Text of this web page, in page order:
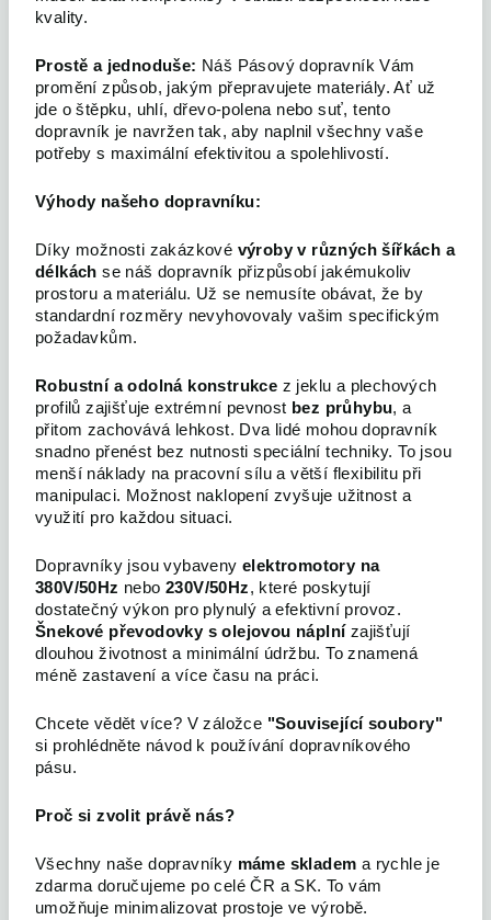
kvality.
Prostě a jednoduše: Náš Pásový dopravník Vám
promění způsob, jakým přepravujete materiály. Ať už
jde o štěpku, uhlí, dřevo-polena nebo suť, tento
dopravník je navržen tak, aby naplnil všechny vaše
potřeby s maximální efektivitou a spolehlivostí.
Výhody našeho dopravníku:
Díky možnosti zakázkové výroby v různých šířkách a
délkách se náš dopravník přizpůsobí jakémukoliv
prostoru a materiálu. Už se nemusíte obávat, že by
standardní rozměry nevyhovovaly vašim specifickým
požadavkům.
Robustní a odolná konstrukce z jeklu a plechových
profilů zajišťuje extrémní pevnost bez průhybu, a
přitom zachovává lehkost. Dva lidé mohou dopravník
snadno přenést bez nutnosti speciální techniky. To jsou
menší náklady na pracovní sílu a větší flexibilitu při
manipulaci. Možnost naklopení zvyšuje užitnost a
využití pro každou situaci.
Dopravníky jsou vybaveny elektromotory na
380V/50Hz nebo 230V/50Hz, které poskytují
dostatečný výkon pro plynulý a efektivní provoz.
Šnekové převodovky s olejovou náplní zajišťují
dlouhou životnost a minimální údržbu. To znamená
méně zastavení a více času na práci.
Chcete vědět více? V záložce "Související soubory"
si prohlédněte návod k používání dopravníkového
pásu.
Proč si zvolit právě nás?
Všechny naše dopravníky máme skladem a rychle je
zdarma doručujeme po celé ČR a SK. To vám
umožňuje minimalizovat prostoje ve výrobě.